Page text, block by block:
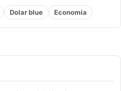
Dolar blue Economia